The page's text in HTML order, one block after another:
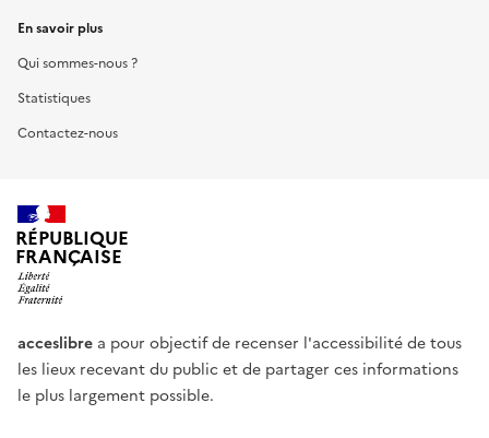
En savoir plus
Qui sommes-nous ?
Statistiques
Contactez-nous
RÉPUBLIQUE
FRANÇAISE
acceslibre a pour objectif de recenser l'accessibilité de tous
les lieux recevant du public et de partager ces informations
le plus largement possible.